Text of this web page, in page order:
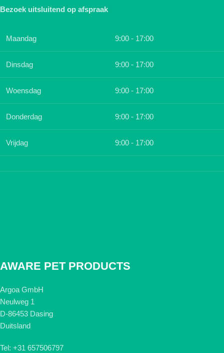
Bezoek uitsluitend op afspraak
Maandag 9:00 - 17:00
Dinsdag 9:00 - 17:00
Woensdag 9:00 - 17:00
Donderdag 9:00 - 17:00
Vrijdag 9:00 - 17:00
AWARE PET PRODUCTS
Argoa GmbH
Neulweg 1
D-86453 Dasing
Duitsland
Tel: +31 657506797